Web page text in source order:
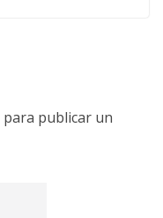
para publicar un